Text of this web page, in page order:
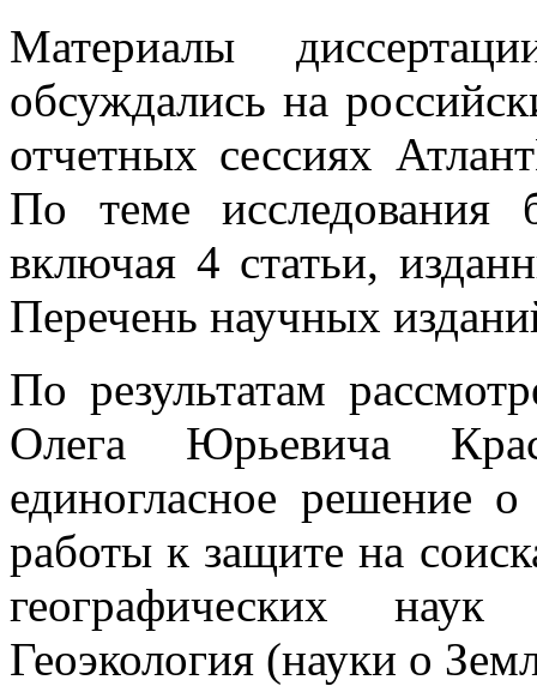
Материалы
обсуждались на
отчетных сессиях
По теме исследования
включая 4 статьи,
Перечень научных
По результатам
Олега Юрьевича
единогласное решение
работы к защите на
географических
Геоэкология (науки о